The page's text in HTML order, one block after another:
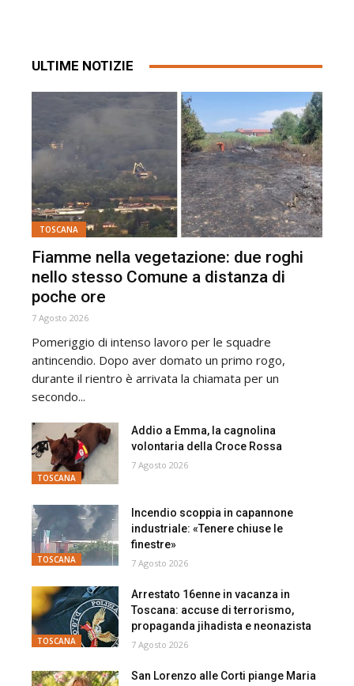
ULTIME NOTIZIE
TOSCANA
Fiamme nella vegetazione: due roghi
nello stesso Comune a distanza di
poche ore
7 Agosto 2026
Pomeriggio di intenso lavoro per le squadre
antincendio. Dopo aver domato un primo rogo,
durante il rientro è arrivata la chiamata per un
secondo...
TOSCANA
Addio a Emma, la cagnolina
volontaria della Croce Rossa
7 Agosto 2026
TOSCANA
Incendio scoppia in capannone
industriale: «Tenere chiuse le
finestre»
7 Agosto 2026
TOSCANA
Arrestato 16enne in vacanza in
Toscana: accuse di terrorismo,
propaganda jihadista e neonazista
7 Agosto 2026
San Lorenzo alle Corti piange Maria